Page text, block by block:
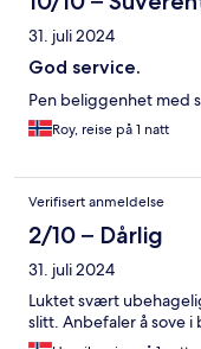
31. juli 2024
God service.
Pen beliggenhet med
Roy, reise på 1 natt
Verifisert anmeldelse
2/10 – Dårlig
31. juli 2024
Luktet svært
slitt. Anbefaler å sove i